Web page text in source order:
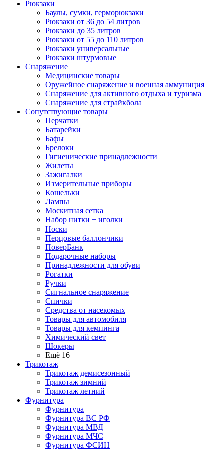
Рюкзаки
Баулы, сумки, герморюкзаки
Рюкзаки от 36 до 54 литров
Рюкзаки до 35 литров
Рюкзаки от 55 до 110 литров
Рюкзаки универсальные
Рюкзаки штурмовые
Снаряжение
Медицинские товары
Оружейное снаряжение и военная аммуниция
Снаряжение для активного отдыха и туризма
Снаряжение для страйкбола
Сопутствующие товары
Перчатки
Батарейки
Бафы
Брелоки
Гигиенические принадлежности
Жилеты
Зажигалки
Измерительные приборы
Кошельки
Лампы
Москитная сетка
Набор нитки + иголки
Носки
Перцовые баллончики
ПоверБанк
Подарочные наборы
Принадлежности для обуви
Рогатки
Ручки
Сигнальное снаряжение
Спички
Средства от насекомых
Товары для автомобиля
Товары для кемпинга
Химический свет
Шокеры
Ещё 16
Трикотаж
Трикотаж демисезонный
Трикотаж зимний
Трикотаж летний
Фурнитура
Фурнитура
Фурнитура ВС РФ
Фурнитура МВД
Фурнитура МЧС
Фурнитура ФСИН